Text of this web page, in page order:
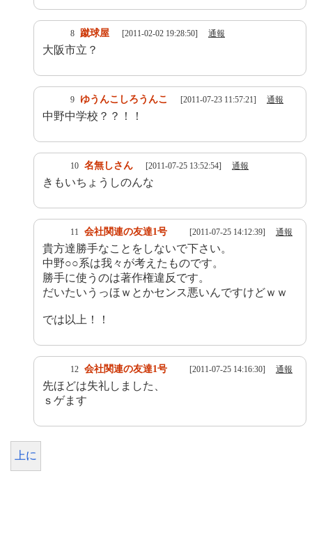
8 蹴球屋 [2011-02-02 19:28:50] 通報
大阪市立？
9 ゆうんこしろうんこ [2011-07-23 11:57:21] 通報
中野中学校？？！！
10 名無しさん [2011-07-25 13:52:54] 通報
きもいちょうしのんな
11 会社関連の友達1号 [2011-07-25 14:12:39] 通報
貴方達勝手なことをしないで下さい。
中野○○系は我々が考えたものです。
勝手に使うのは著作権違反です。
だいたいうっほｗとかセンス悪いんですけどｗｗ
では以上！！
12 会社関連の友達1号 [2011-07-25 14:16:30] 通報
先ほどは失礼しました、
ｓゲます
上に